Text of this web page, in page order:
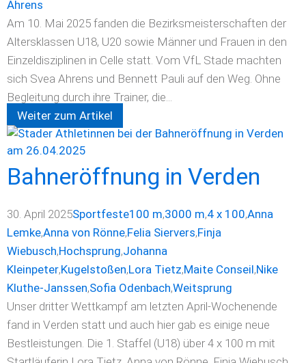
Ahrens
Am 10. Mai 2025 fanden die Bezirksmeisterschaften der
Altersklassen U18, U20 sowie Männer und Frauen in den
Einzeldisziplinen in Celle statt. Vom VfL Stade machten
sich Svea Ahrens und Bennett Pauli auf den Weg. Ohne
Begleitung durch ihre Trainer, die...
Weiter zum Artikel
Bahneröffnung in Verden
30. April 2025Sportfeste100 m,3000 m,4 x 100,Anna
Lemke,Anna von Rönne,Felia Siervers,Finja
Wiebusch,Hochsprung,Johanna
Kleinpeter,Kugelstoßen,Lora Tietz,Maite Conseil,Nike
Kluthe-Janssen,Sofia Odenbach,Weitsprung
Unser dritter Wettkampf am letzten April-Wochenende
fand in Verden statt und auch hier gab es einige neue
Bestleistungen. Die 1. Staffel (U18) über 4 x 100 m mit